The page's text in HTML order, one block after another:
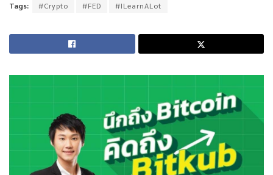
Tags: #Crypto #FED #ILearnALot